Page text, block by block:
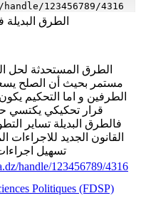
123456789/4316
الطرق
الطرق المستحدثة لحل
مستمر بحيث أن الصلح
الطرفين و اما التحكيم
قرار تحكيكي يكتسي
فالطرق البديلة تساير
القانون الجديد للاجراءات
تسهيل
handle/123456789/4316
Politiques (FDSP)